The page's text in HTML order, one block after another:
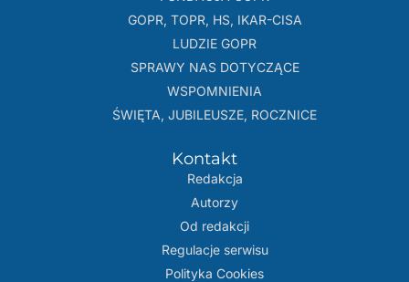
GOPR, TOPR, HS, IKAR-CISA
LUDZIE GOPR
SPRAWY NAS DOTYCZĄCE
WSPOMNIENIA
ŚWIĘTA, JUBILEUSZE, ROCZNICE
Kontakt
Redakcja
Autorzy
Od redakcji
Regulacje serwisu
Polityka Cookies